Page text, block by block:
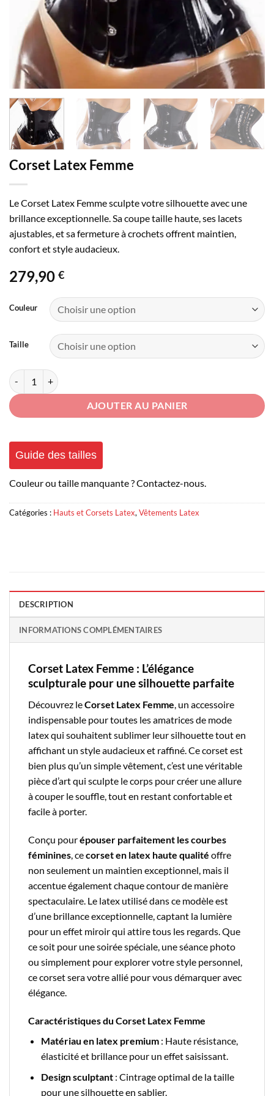
Corset Latex Femme
Le Corset Latex Femme sculpte votre silhouette avec une
brillance exceptionnelle. Sa coupe taille haute, ses lacets
ajustables, et sa fermeture à crochets offrent maintien,
confort et style audacieux.
279,90 €
Couleur
Taille
quantité de Corset Latex Femme
AJOUTER AU PANIER
Guide des tailles
Couleur ou taille manquante ? Contactez-nous.
Catégories : Hauts et Corsets Latex, Vêtements Latex
DESCRIPTION
INFORMATIONS COMPLÉMENTAIRES
Corset Latex Femme : L’élégance
sculpturale pour une silhouette parfaite
Découvrez leCorset Latex Femme, un accessoire
indispensable pour toutes les amatrices de mode
latex qui souhaitent sublimer leur silhouette tout en
affichant un style audacieux et raffiné. Ce corset est
bien plus qu’un simple vêtement, c’est une véritable
pièce d’art qui sculpte le corps pour créer une allure
à couper le souffle, tout en restant confortable et
facile à porter.
Conçu pourépouser parfaitement les courbes
féminines , cecorset en latex haute qualité offre
non seulement un maintien exceptionnel, mais il
accentue également chaque contour de manière
spectaculaire. Le latex utilisé dans ce modèle est
d’une brillance exceptionnelle, captant la lumière
pour un effet miroir qui attire tous les regards. Que
ce soit pour une soirée spéciale, une séance photo
ou simplement pour explorer votre style personnel,
ce corset sera votre allié pour vous démarquer avec
élégance.
Caractéristiques du Corset Latex Femme
Matériau en latex premium: Haute résistance,
élasticité et brillance pour un effet saisissant.
Design sculptant: Cintrage optimal de la taille
pour une silhouette en sablier.